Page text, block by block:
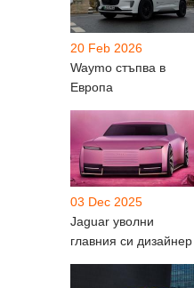
20 Feb 2026
Waymo стъпва в
Европа
03 Dec 2025
Jaguar уволни
главния си дизайнер